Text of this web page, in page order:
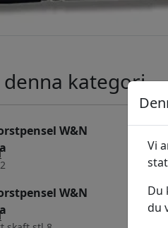
kategori
W&N
28
W&N
57
Vi
Du
du